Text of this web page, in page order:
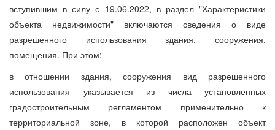
вступившим в силу с 19.06.2022, в раздел "Характеристики
объекта недвижимости" включаются сведения о виде
разрешенного использования здания, сооружения,
помещения. При этом:
в отношении здания, сооружения вид разрешенного
использования указывается из числа установленных
градостроительным регламентом применительно к
территориальной зоне, в которой расположен объект